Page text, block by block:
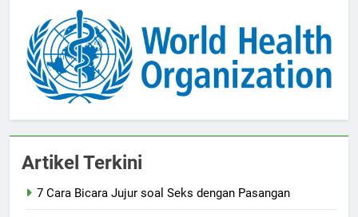
Artikel Terkini
7 Cara Bicara Jujur soal Seks dengan Pasangan